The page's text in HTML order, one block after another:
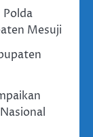
Polda
Mesuji